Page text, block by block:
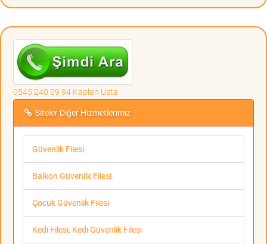
0545 240 09 94 Kaplan Usta
Siteler Diğer Hizmetlerimiz
Güvenlik Filesi
Balkon Güvenlik Filesi
Çocuk Güvenlik Filesi
Kedi Filesi, Kedi Güvenlik Filesi